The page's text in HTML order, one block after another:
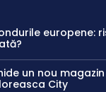
europene:
un nou
City